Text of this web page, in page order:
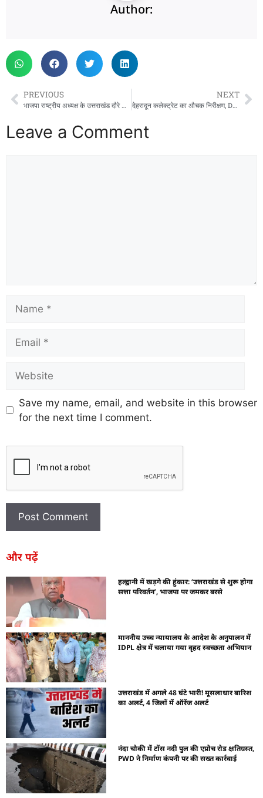
Author:
PREVIOUS
भाजपा राष्ट्रीय अध्यक्ष के उत्तराखंड दौरे की तैयारियां तेज, नेताओं को सौंपी गई बड़ी जिम्मेदारियां
NEXT
देहरादून कलेक्ट्रेट का औचक निरीक्षण, DM आशीष चौहान ने दिए सख्त निर्देश
Leave a Comment
Save my name, email, and website in this browser
for the next time I comment.
और पढ़ें
हल्द्वानी में खड़गे की हुंकार: ‘उत्तराखंड से शुरू होगा
सत्ता परिवर्तन’, भाजपा पर जमकर बरसे
माननीय उच्च न्यायालय के आदेश के अनुपालन में
IDPL क्षेत्र में चलाया गया वृहद स्वच्छता अभियान
उत्तराखंड में अगले 48 घंटे भारी! मूसलाधार बारिश
का अलर्ट, 4 जिलों में ऑरेंज अलर्ट
नंदा चौकी में टोंस नदी पुल की एप्रोच रोड क्षतिग्रस्त,
PWD ने निर्माण कंपनी पर की सख्त कार्रवाई